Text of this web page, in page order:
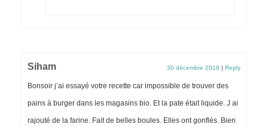
Siham 30 décembre 2018 Reply
Bonsoir j’ai essayé votre recette car impossible de trouver des
pains à burger dans les magasins bio. Et la pate était liquide. J ai
rajouté de la farine. Fait de belles boules. Elles ont gonflés. Bien